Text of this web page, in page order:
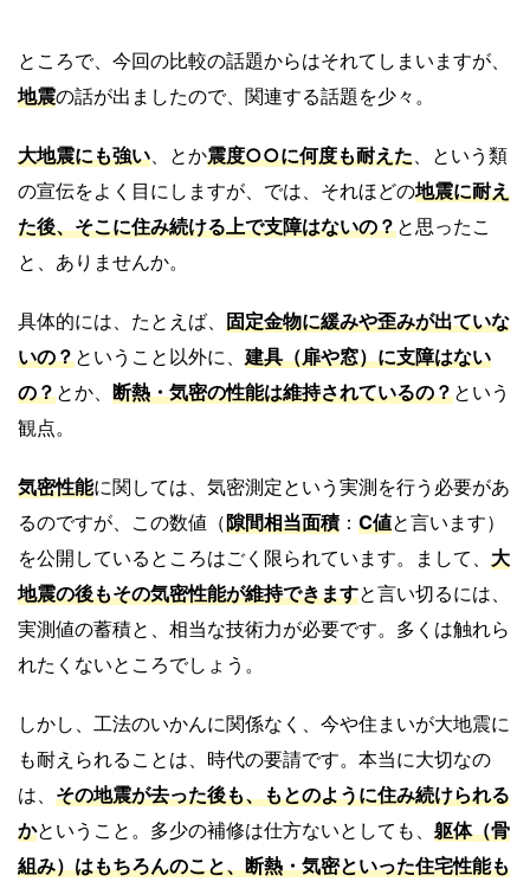
ところで、今回の比較の話題からはそれてしまいますが、
地震の話が出ましたので、関連する話題を少々。
大地震にも強い、とか震度○○に何度も耐えた、という類
の宣伝をよく目にしますが、では、それほどの地震に耐え
た後、そこに住み続ける上で支障はないの？と思ったこ
と、ありませんか。
具体的には、たとえば、 固定金物に緩みや歪みが出ていな
いの？ということ以外に、 建具（扉や窓）に支障はない
の？とか、 断熱・気密の性能は維持されているの？という
観点。
気密性能に関しては、気密測定という実測を行う必要があ
るのですが、この数値（隙間相当面積： C値と言います）
を公開しているところはごく限られています。まして、 大
地震の後もその気密性能が維持できますと言い切るには、
実測値の蓄積と、相当な技術力が必要です。多くは触れら
れたくないところでしょう。
しかし、工法のいかんに関係なく、今や住まいが大地震に
も耐えられることは、時代の要請です。本当に大切なの
は、 その地震が去った後も、もとのように住み続けられる
かということ。多少の補修は仕方ないとしても、 躯体（骨
組み）はもちろんのこと、断熱・気密といった住宅性能も